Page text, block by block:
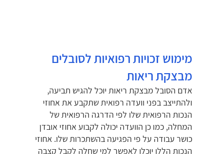
מימוש זכויות רפואיות לסובלים
מבצקת ריאות
אדם הסובל מבצקת ריאות יוכל להגיש תביעה,
ולהתייצב בפני וועדה רפואית שתקבע את אחוזי
הנכות הרפואית שלו לפי הדרגה הרפואית של
המחלה, כמו כן הוועדה יכולה לקבוע אחוזי אובדן
כושר עבודה על פי הפגיעה בהשתכרות שלו. אחוזי
הנכות הללו יוכלו לאפשר למי שחלה לקבל קצבה